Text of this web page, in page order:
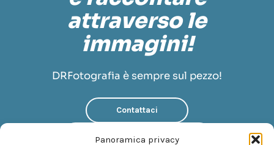
Panoramica privacy
attraverso le
immagini!
DRFotografia è sempre sul pezzo!
Contattaci
Scopri di più su di noi